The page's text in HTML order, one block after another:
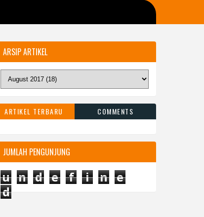
ARSIP ARTIKEL
ARTIKEL TERBARU COMMENTS
JUMLAH PENGUNJUNG
u n d e f i n e
d